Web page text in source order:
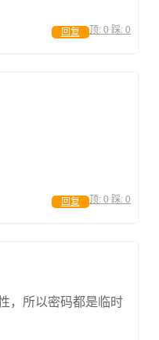
顶: 0 踩: 0
回复
顶: 0 踩: 0
回复
，所以密码都是临时